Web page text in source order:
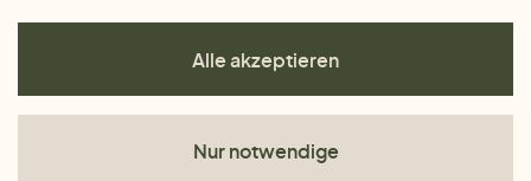
Alle akzeptieren
Nur notwendige